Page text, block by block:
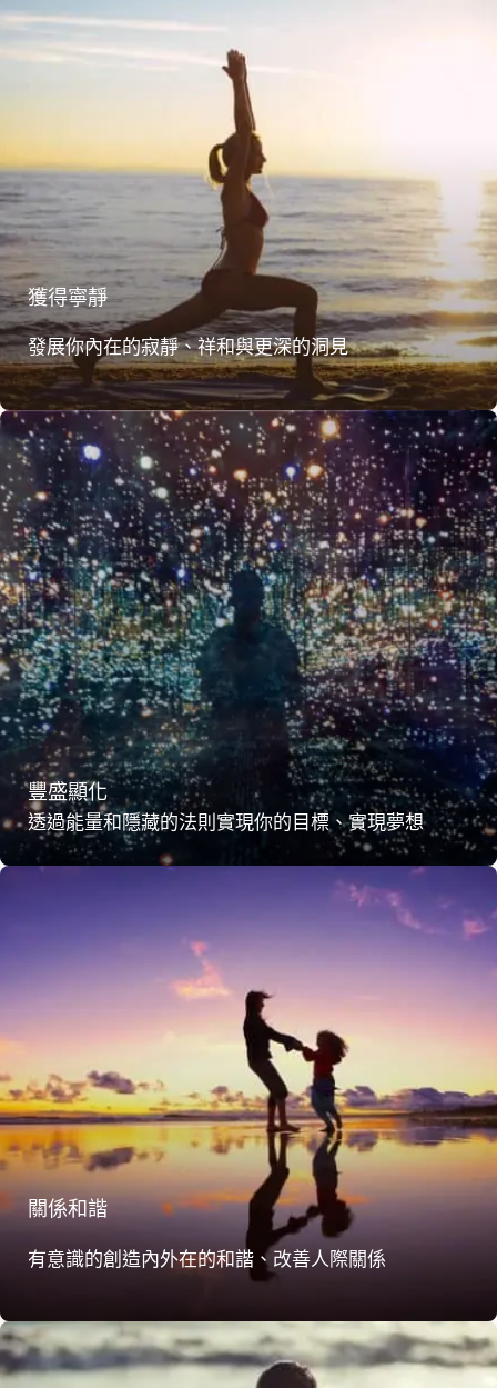
獲得寧靜
發展你內在的寂靜、祥和與更深的洞見
豐盛顯化
透過能量和隱藏的法則實現你的目標、實現夢想
關係和諧
有意識的創造內外在的和諧、改善人際關係